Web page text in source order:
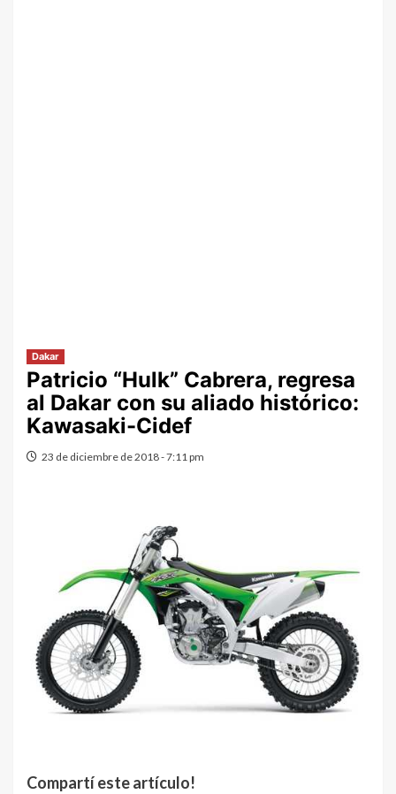
Dakar
Patricio “Hulk” Cabrera, regresa
al Dakar con su aliado histórico:
Kawasaki-Cidef
23 de diciembre de 2018 - 7:11 pm
Compartí este artículo!